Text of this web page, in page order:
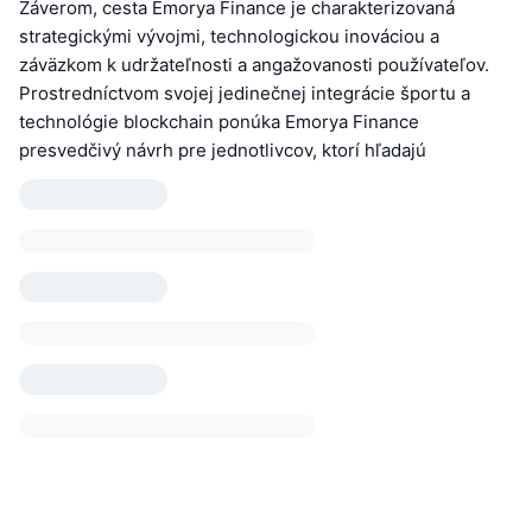
Záverom, cesta Emorya Finance je charakterizovaná
strategickými vývojmi, technologickou inováciou a
záväzkom k udržateľnosti a angažovanosti používateľov.
Prostredníctvom svojej jedinečnej integrácie športu a
technológie blockchain ponúka Emorya Finance
presvedčivý návrh pre jednotlivcov, ktorí hľadajú